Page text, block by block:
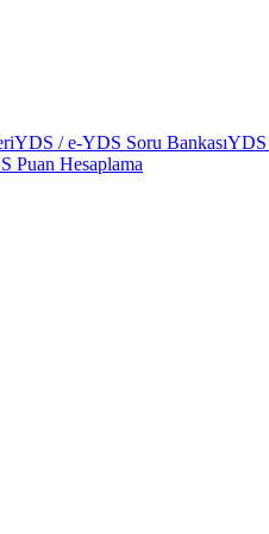
YDS / e-YDS Soru BankasıYDS
Puan Hesaplama